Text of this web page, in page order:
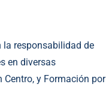
la responsabilidad de
en diversas
y Formación por